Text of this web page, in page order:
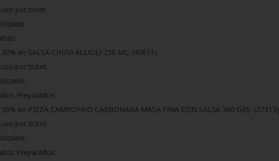
por ticket.
en SALSA CHOVI ALLIOLI 250 ML. (40611)
por ticket.
Preparados:
en PIZZA CAMPOFRIO CARBONARA MASA FINA CON SALSA 360 GRS. (37313)
por ticket.
Preparados: